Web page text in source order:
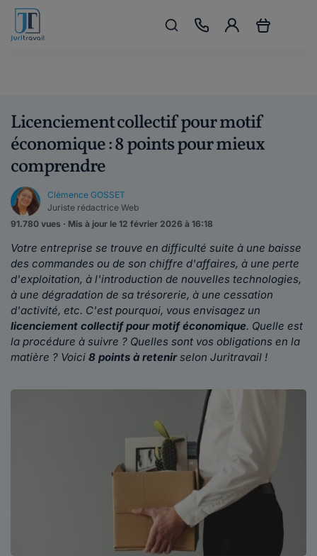
Licenciement collectif pour motif
économique : 8 points pour mieux
comprendre
Clémence GOSSET
Juriste rédactrice Web
91.780 vues · Mis à jour le 12 février 2026 à 16:18
Votre entreprise se trouve en difficulté suite à une baisse
des commandes ou de son chiffre d'affaires, à une perte
d'exploitation, à l'introduction de nouvelles technologies,
à une dégradation de sa trésorerie, à une cessation
d'activité, etc. C'est pourquoi, vous envisagez un
licenciement collectif pour motif économique. Quelle est
la procédure à suivre ? Quelles sont vos obligations en la
matière ? Voici 8 points à retenirselon Juritravail !